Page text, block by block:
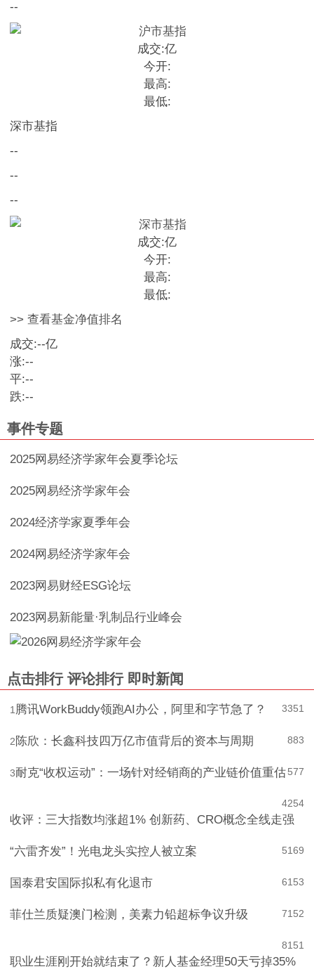
--
成交:亿
今开:
最高:
最低:
深市基指
--
--
--
成交:亿
今开:
最高:
最低:
>> 查看基金净值排名
成交:--亿
涨:--
平:--
跌:--
事件专题
2025网易经济学家年会夏季论坛
2025网易经济学家年会
2024经济学家夏季年会
2024网易经济学家年会
2023网易财经ESG论坛
2023网易新能量·乳制品行业峰会
点击排行 评论排行 即时新闻
3351
1 腾讯WorkBuddy领跑AI办公，阿里和字节急了？
883
2 陈欣：长鑫科技四万亿市值背后的资本与周期
577
3耐克“收权运动”：一场针对经销商的产业链价值重估
254
4
收评：三大指数均涨超1% 创新药、CRO概念全线走强
169
5
“六雷齐发”！光电龙头实控人被立案
153
6
国泰君安国际拟私有化退市
152
7
菲仕兰质疑澳门检测，美素力铅超标争议升级
151
8
职业生涯刚开始就结束了？新人基金经理50天亏掉35%